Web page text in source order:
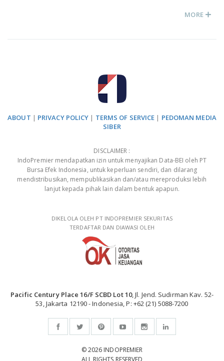
MORE
ABOUT | PRIVACY POLICY | TERMS OF SERVICE | PEDOMAN MEDIA
SIBER
DISCLAIMER :
IndoPremier mendapatkan izin untuk menyajikan Data-BEI oleh PT
Bursa Efek Indonesia, untuk keperluan sendiri, dan dilarang
mendistribusikan, mempublikasikan dan/atau mereproduksi lebih
lanjut kepada pihak lain dalam bentuk apapun.
DIKELOLA OLEH PT INDOPREMIER SEKURITAS
TERDAFTAR DAN DIAWASI OLEH
Pacific Century Place 16/F SCBD Lot 10, Jl. Jend. Sudirman Kav. 52-
53, Jakarta 12190 - Indonesia, P: +62 (21) 5088-7200
© 2026 INDOPREMIER